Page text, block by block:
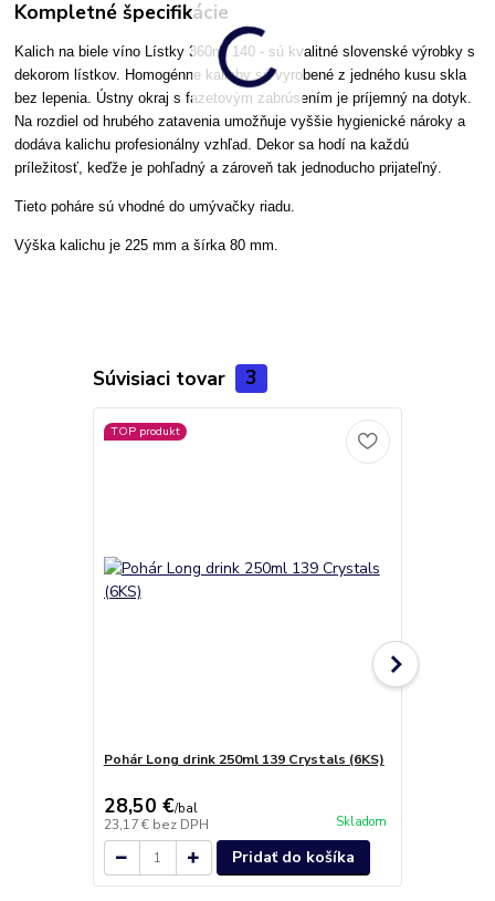
Kompletné špecifikácie
Kalich na biele víno Lístky 360ml 140 - sú kvalitné slovenské výrobky s
dekorom lístkov. Homogénne kalichy sú vyrobené z jedného kusu skla
bez lepenia. Ústny okraj s fazetovým zabrúsením je príjemný na dotyk.
Na rozdiel od hrubého zatavenia umožňuje vyššie hygienické nároky a
dodáva kalichu profesionálny vzhľad. Dekor sa hodí na každú
príležitosť, keďže je pohľadný a zároveň tak jednoducho prijateľný.
Tieto poháre sú vhodné do umývačky riadu.
Výška kalichu je 225 mm a šírka 80 mm.
Súvisiaci tovar 3
TOP produkt
Pohár Long drink 250ml 139 Crystals (6KS)
28,50 €/bal
23,17 € bez DPH Skladom
Pridať do košíka